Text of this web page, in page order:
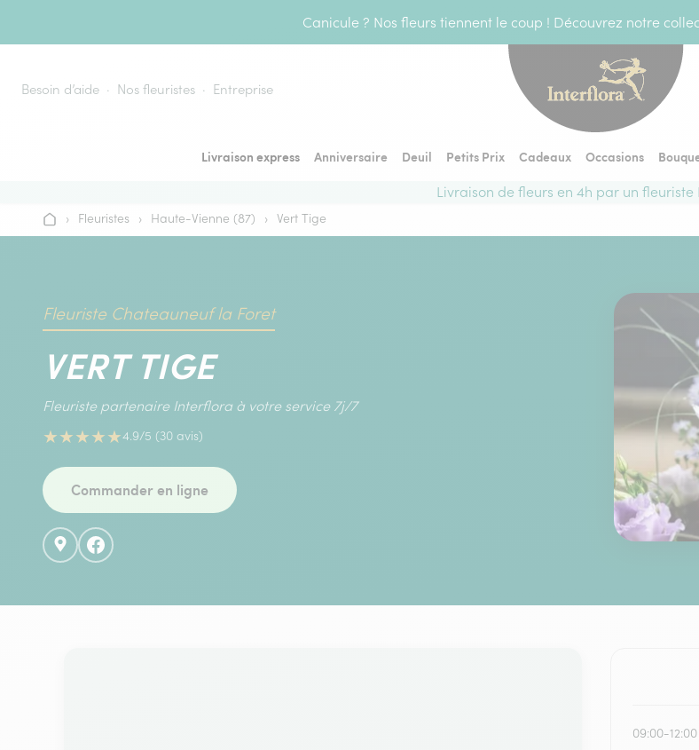
Canicule ? Nos fleurs tiennent le coup ! Découvrez notre
Besoin d’aide Nos fleuristes Entreprise
Livraison express Anniversaire Deuil Petits Prix Cadeaux Occasions
Livraison de fleurs en 4h par un fleuriste
Accueil
› Fleuristes › Haute-Vienne (87) › Vert Tige
Fleuriste Chateauneuf la Foret
VERT TIGE
Fleuriste partenaire Interflora à votre service 7j/7
★★★★★4.9/5 (30 avis)
Commander en ligne
09:00-12:00